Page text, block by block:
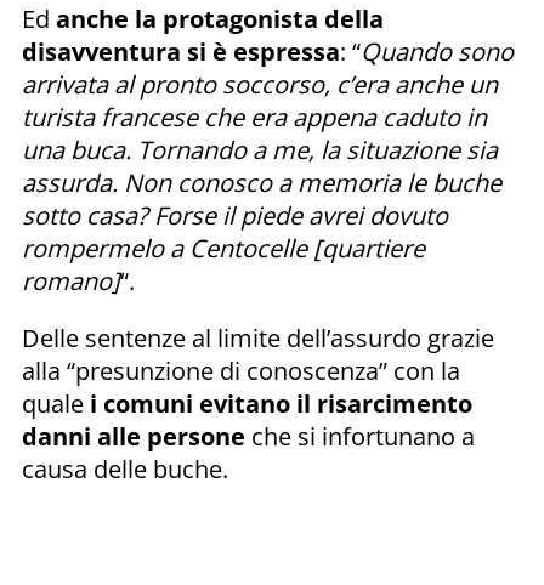
Ed anche la protagonista della
disavventura si è espressa: “Quando sono
arrivata al pronto soccorso, c’era anche un
turista francese che era appena caduto in
una buca. Tornando a me, la situazione sia
assurda. Non conosco a memoria le buche
sotto casa? Forse il piede avrei dovuto
rompermelo a Centocelle [quartiere
romano]“.
Delle sentenze al limite dell’assurdo grazie
alla “presunzione di conoscenza” con la
quale i comuni evitano il risarcimento
danni alle persone che si infortunano a
causa delle buche.